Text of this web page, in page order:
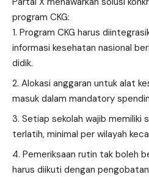
program CKG:
Program CKG harus
informasi kesehatan nasional
didik.
Alokasi anggaran untuk alat
masuk dalam mandatory
Setiap sekolah wajib memiliki
terlatih, minimal per wilayah
Pemeriksaan rutin tak boleh
harus diikuti dengan